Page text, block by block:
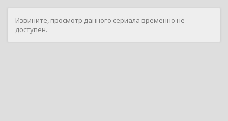
Извините, просмотр данного сериала временно не
доступен.